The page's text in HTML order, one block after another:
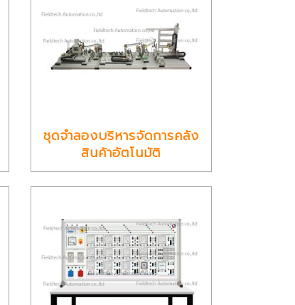
ชุดจำลองบริหารจัดการคลัง
สินค้าอัตโนมัติ